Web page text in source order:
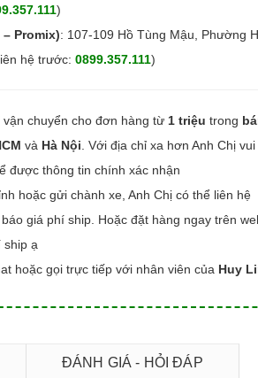
)
Promix): 107-109 Hồ Tùng Mậu, Phường
hệ trước: 0899.357.111)
vận chuyển cho đơn hàng từ 1 triệu trong
và Hà Nội . Với địa chỉ xa hơn Anh Chị
được thông tin chính xác nhận
hoặc gửi chành xe, Anh Chị có thể liên hệ
giá phí ship. Hoặc đặt hàng ngay trên
ship ạ
hoặc gọi trực tiếp với nhân viên của Huy
ĐÁNH GIÁ - HỎI ĐÁP